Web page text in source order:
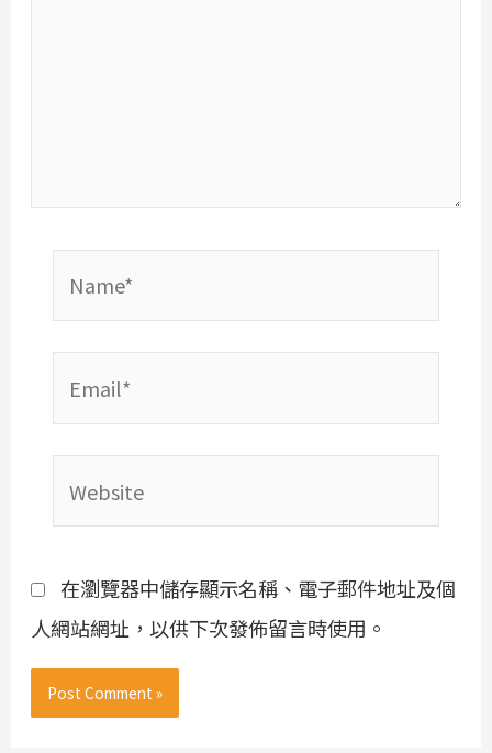
在瀏覽器中儲存顯示名稱、電子郵件地址及個
人網站網址，以供下次發佈留言時使用。